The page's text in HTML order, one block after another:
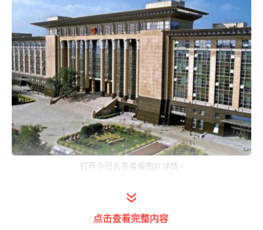
打开今日头条查看图片详情
1，法律程序的庄重和威严
在庄严的中华人民共和国国徽之下，死刑案的
点击查看完整内容